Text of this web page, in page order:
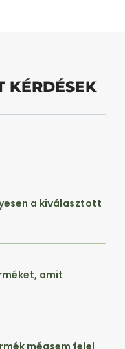
KÉRDÉSEK
a kiválasztott
amit
mégsem felel